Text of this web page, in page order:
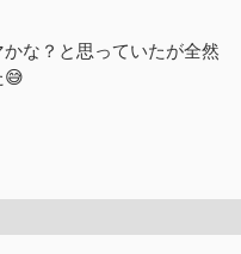
な？と思っていたが全然
😅